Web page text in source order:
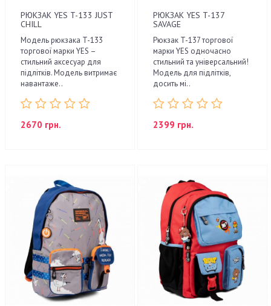
РЮКЗАК YES T-133 JUST
CHILL
Модель рюкзака T-133
торгової марки YES –
стильний аксесуар для
підлітків. Модель витримає
навантаже..
2670 грн.
РЮКЗАК YES T-137
SAVAGE
Рюкзак T-137 торгової
марки YES одночасно
стильний та універсальний!
Модель для підлітків,
досить мі..
2399 грн.